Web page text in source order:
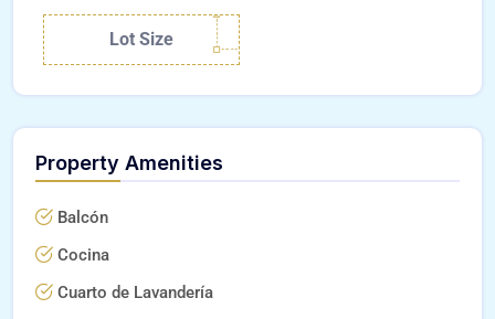
Lot Size
Property Amenities
Balcón
Cocina
Cuarto de Lavandería